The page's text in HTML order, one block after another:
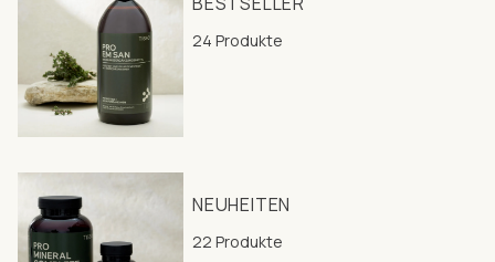
24 Produkte
NEUHEITEN
22 Produkte